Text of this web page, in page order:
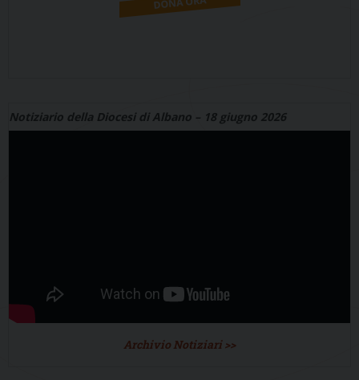
Notiziario della Diocesi di Albano – 18 giugno 2026
Archivio Notiziari >>